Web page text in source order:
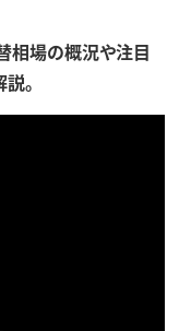
相場の概況や注目
。